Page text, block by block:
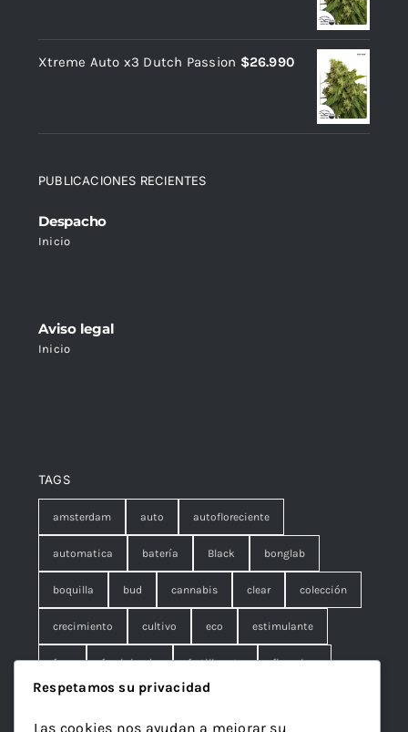
Xtreme Auto x3 Dutch Passion $26.990
PUBLICACIONES RECIENTES
Despacho
Inicio
Aviso legal
Inicio
TAGS
amsterdam auto autofloreciente
automatica batería Black bonglab
boquilla bud cannabis clear colección
crecimiento cultivo eco estimulante
fem feminizada fertilizante floracion
fruna galleta
Respetamos su privacidad
Las cookies nos ayudan a mejorar su